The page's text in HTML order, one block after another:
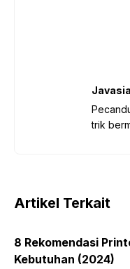
trik
Artikel Terkait
8 Rekomendasi
Kebutuhan (2024)